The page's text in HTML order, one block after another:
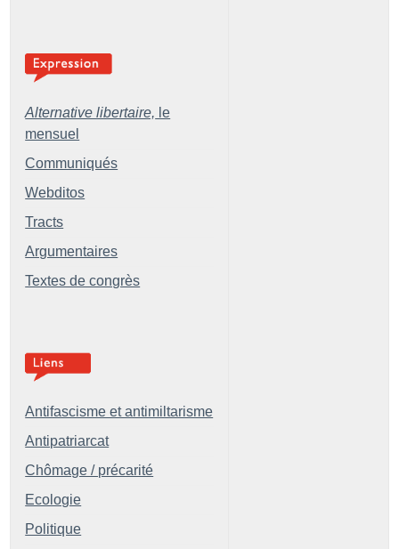
Alternative libertaire, le
mensuel
Communiqués
Webditos
Tracts
Argumentaires
Textes de congrès
Antifascisme et antimiltarisme
Antipatriarcat
Chômage / précarité
Ecologie
Politique